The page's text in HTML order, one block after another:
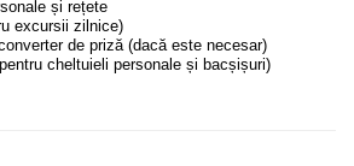
și rețete
excursii zilnice)
de priză (dacă este necesar)
cheltuieli personale și bacșișuri)